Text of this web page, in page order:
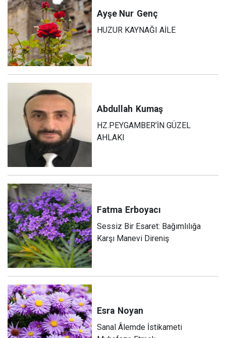
Ayşe Nur Genç
HUZUR KAYNAĞI AİLE
Abdullah Kumaş
HZ.PEYGAMBER’İN GÜZEL
AHLAKI
Fatma Erboyacı
Sessiz Bir Esaret: Bağımlılığa
Karşı Manevi Direniş
Esra Noyan
Sanal Âlemde İstikameti